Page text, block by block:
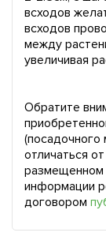
всходов
всходов
между
увеличивая
Обратите
(посадочного
отличаться
размещенном
информации
договором